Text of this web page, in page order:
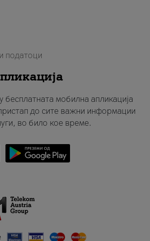
податоци
бесплатната мобилна апликација
до сите важни информации
во било кое време.